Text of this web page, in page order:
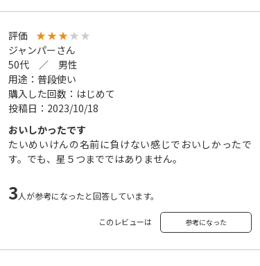
評価 ★★★★ ★
ジャンパーさん
50代 ／ 男性
用途：普段使い
購入した回数：はじめて
投稿日：2023/10/18
おいしかったです
たいめいけんの名前に負けない感じでおいしかったで
す。でも、星５つまでではありません。
3人が参考になったと回答しています。
このレビューは 参考になった